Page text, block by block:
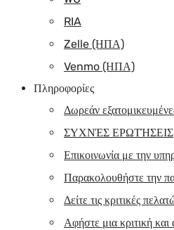
RIA
Zelle (ΗΠΑ)
Venmo (ΗΠΑ)
Πληροφορίες
Δωρεάν
ΣΥΧΝΈΣ ΕΡΩΤΉΣΕΙΣ
Επικοινωνία με την
Παρακολουθήστε την
Δείτε τις κριτικές
Αφήστε μια κριτική